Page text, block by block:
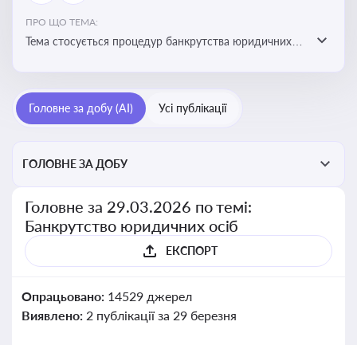
ПРО ЩО ТЕМА:
Тема стосується процедур банкрутства юридичних
Головне за добу (AI) Усі публікації
ГОЛОВНЕ ЗА ДОБУ
Головне за 29.03.2026 по темі:
Банкрутство юридичних осіб
ЕКСПОРТ
Опрацьовано: 14529 джерел
Виявлено: 2 публікації за 29 березня